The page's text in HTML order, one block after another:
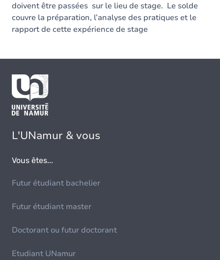
doivent être passées sur le lieu de stage. Le solde
couvre la préparation, l’analyse des pratiques et le
rapport de cette expérience de stage
L'UNamur & vous
Vous êtes...
Futur étudiant bachelier
Futur étudiant master
Doctorant ou futur doctorant
Etudiant UNamur